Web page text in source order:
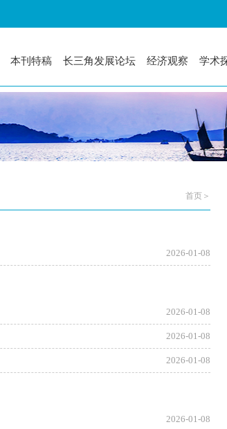
本刊特稿 长三角发展论坛 经济观察 学术
首页＞
2026-01-08
2026-01-08
2026-01-08
2026-01-08
2026-01-08